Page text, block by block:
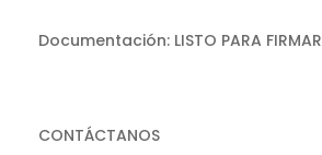
Documentación: LISTO PARA FIRMAR
CONTÁCTANOS